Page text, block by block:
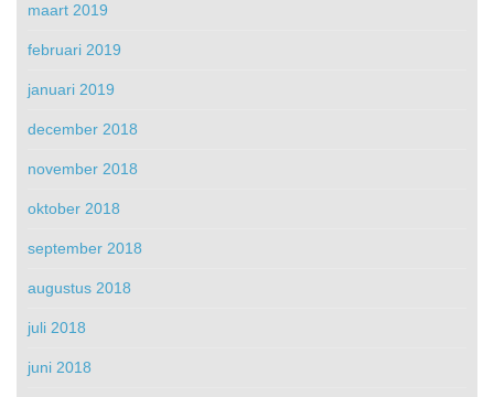
maart 2019
februari 2019
januari 2019
december 2018
november 2018
oktober 2018
september 2018
augustus 2018
juli 2018
juni 2018